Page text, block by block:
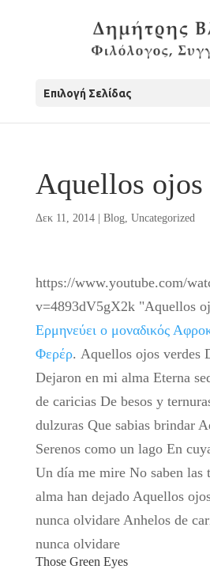
Επιλογή Σελίδας
Aquellos ojos
Δεκ 11, 2014| Blog, Uncategorized
https://www.youtube.com/
v=4893dV5gX2k "Aquellos
Ερμηνεύει ο μοναδικός
Φερέρ. Aquellos ojos verdes
Dejaron en mi alma Eterna
de caricias De besos y
dulzuras Que sabias brindar
Serenos como un lago En
Un día me mire No saben las
alma han dejado Aquellos
nunca olvidare Anhelos de
nunca olvidare
Those Green Eyes